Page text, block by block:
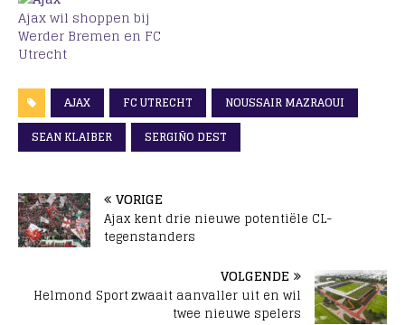
Ajax wil shoppen bij
Werder Bremen en FC
Utrecht
AJAX FC UTRECHT
NOUSSAIR MAZRAOUI
SEAN KLAIBER
SERGIÑO DEST
VORIGE
Ajax kent drie nieuwe potentiële CL-
tegenstanders
VOLGENDE
Helmond Sport zwaait aanvaller uit en wil
twee nieuwe spelers